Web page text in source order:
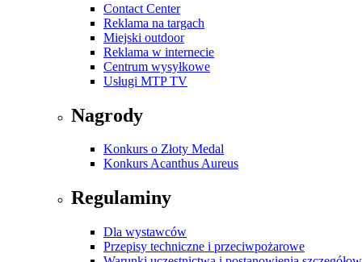
Contact Center
Reklama na targach
Miejski outdoor
Reklama w internecie
Centrum wysyłkowe
Usługi MTP TV
Nagrody
Konkurs o Złoty Medal
Konkurs Acanthus Aureus
Regulaminy
Dla wystawców
Przepisy techniczne i przeciwpożarowe